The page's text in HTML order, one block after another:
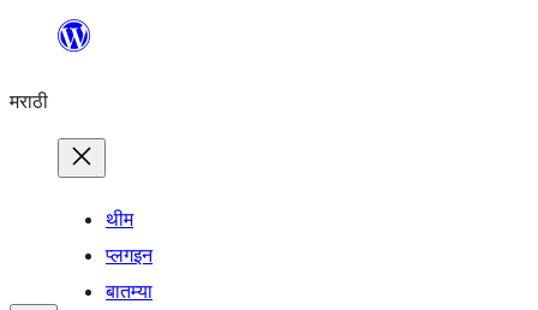
सामुग्रीवर
मराठी
थीम
प्लगइन
बातम्या